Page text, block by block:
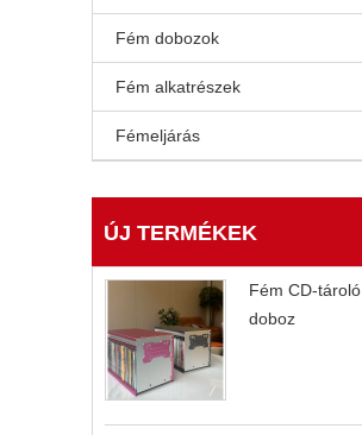
Fém dobozok
Fém alkatrészek
Fémeljárás
ÚJ TERMÉKEK
Fém CD-tároló
doboz